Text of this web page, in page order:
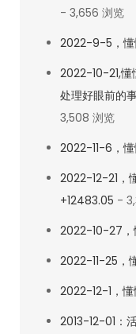
- 3,656 浏览
2022-9-5，懂
2022-10-21,懂
处理好眼前的
3,508 浏览
2022-11-6，
2022-12-21，
+12483.05 -
2022-10-27，
2022-11-25，
2022-12-1，懂
2013-12-01：